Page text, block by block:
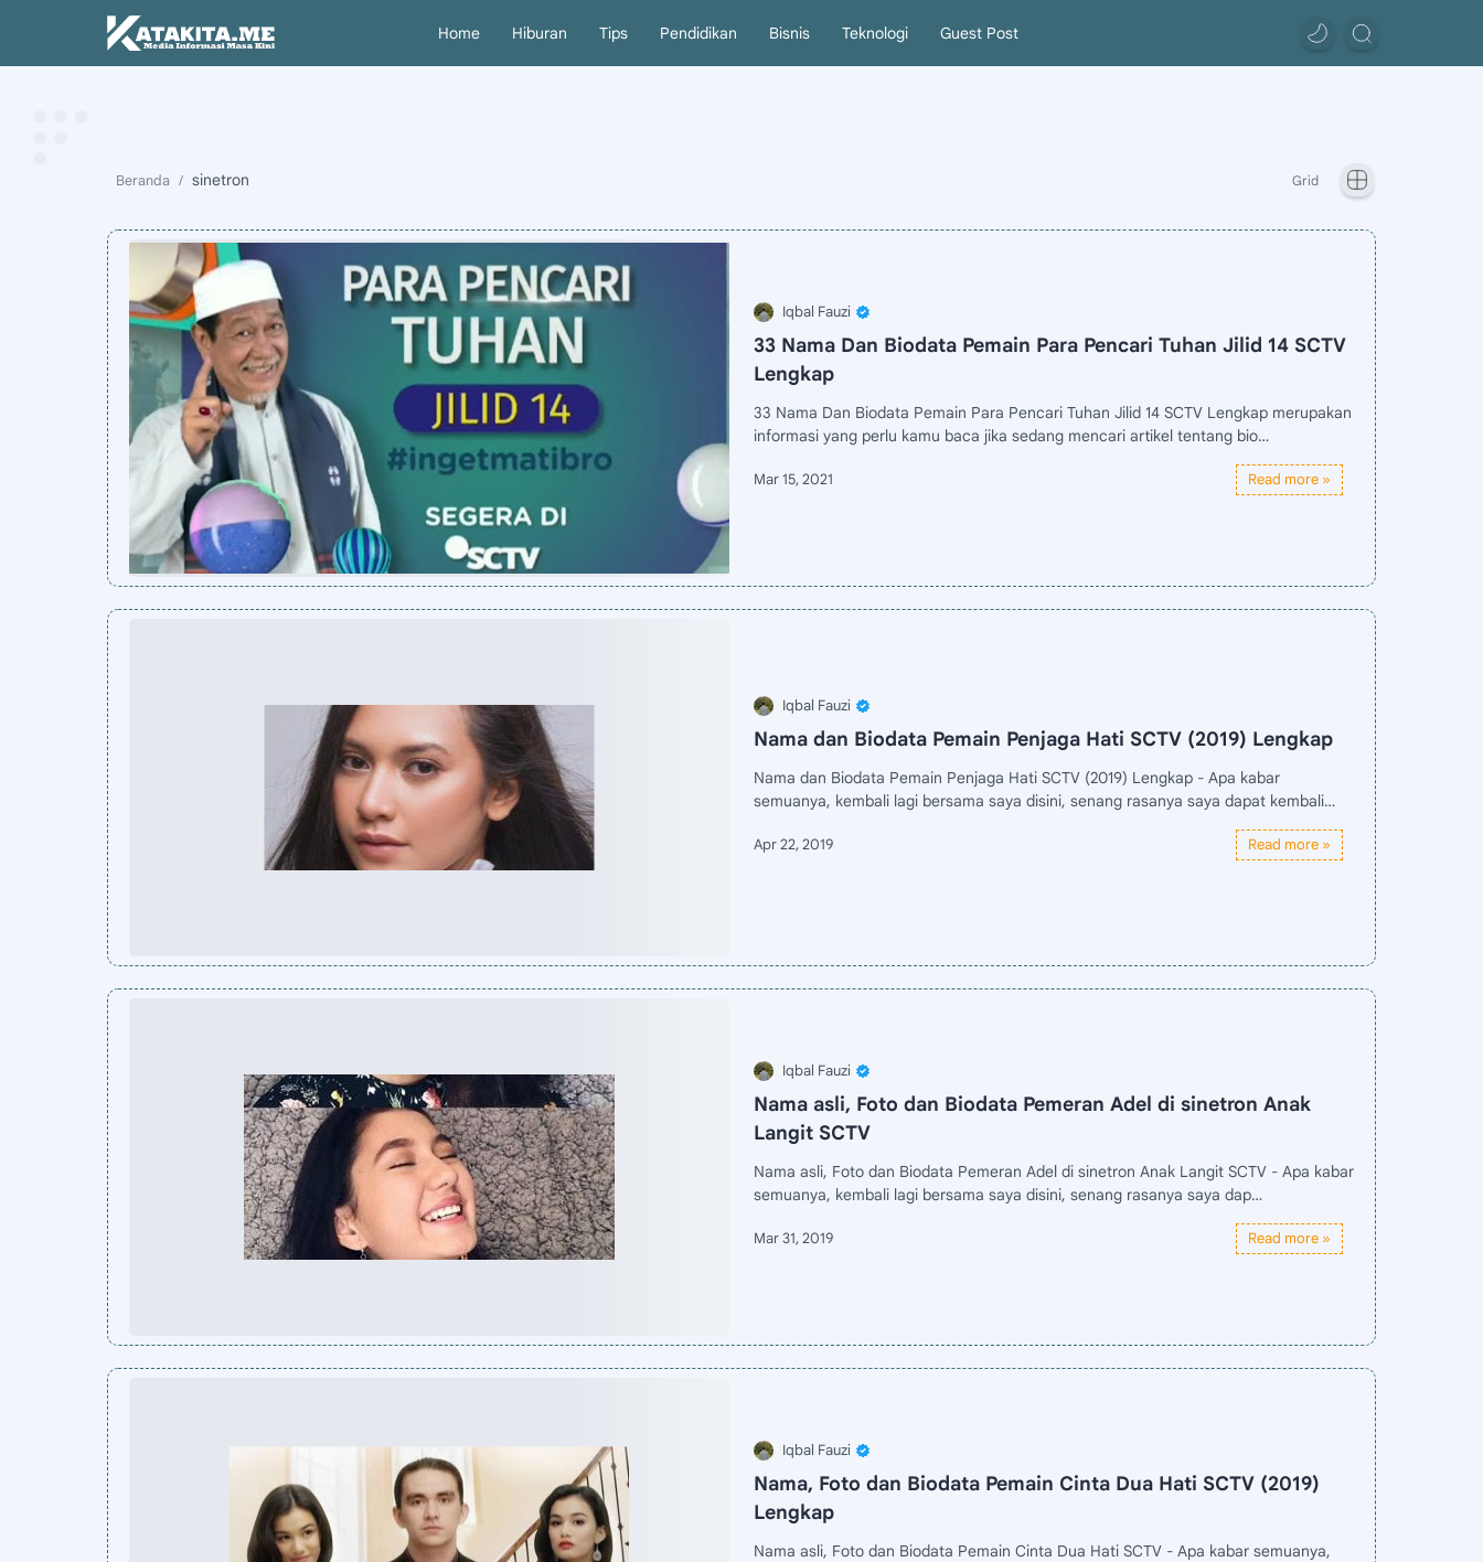
Home Hiburan Tips Pendidikan Bisnis Teknologi Guest Post
sinetron
33 Nama Dan Biodata Pemain Para Pencari Tuhan Jilid 14 SCTV
Lengkap
33 Nama Dan Biodata Pemain Para Pencari Tuhan Jilid 14 SCTV Lengkap merupakan
informasi yang perlu kamu baca jika sedang mencari artikel tentang bio…
Nama dan Biodata Pemain Penjaga Hati SCTV (2019) Lengkap
Nama dan Biodata Pemain Penjaga Hati SCTV (2019) Lengkap - Apa kabar
semuanya, kembali lagi bersama saya disini, senang rasanya saya dapat kembali
Nama asli, Foto dan Biodata Pemeran Adel di sinetron Anak
Langit SCTV
Nama asli, Foto dan Biodata Pemeran Adel di sinetron Anak Langit SCTV - Apa kabar
semuanya, kembali lagi bersama saya disini, senang rasanya saya dap…
Nama, Foto dan Biodata Pemain Cinta Dua Hati SCTV (2019)
Lengkap
Nama asli, Foto dan Biodata Pemain Cinta Dua Hati SCTV - Apa kabar semuanya,